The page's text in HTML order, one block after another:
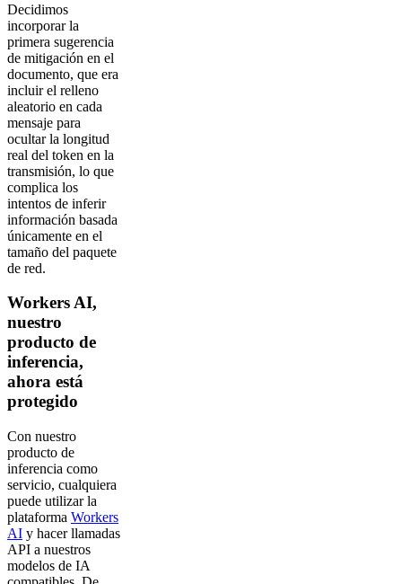
Decidimos
incorporar la
primera sugerencia
de mitigación en el
documento, que era
incluir el relleno
aleatorio en cada
mensaje para
ocultar la longitud
real del token en la
transmisión, lo que
complica los
intentos de inferir
información basada
únicamente en el
tamaño del paquete
de red.
Workers AI,
nuestro
producto de
inferencia,
ahora está
protegido
Con nuestro
producto de
inferencia como
servicio, cualquiera
puede utilizar la
plataforma Workers
AI y hacer llamadas
API a nuestros
modelos de IA